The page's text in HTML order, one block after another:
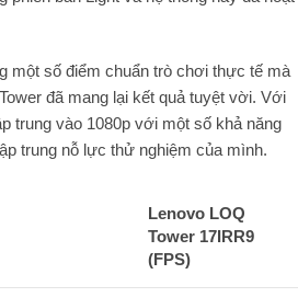
một số điểm chuẩn trò chơi thực tế mà
đã mang lại kết quả tuyệt vời. Với
trung vào 1080p với một số khả năng
trung nỗ lực thử nghiệm của mình.
Lenovo LOQ
Tower 17IRR9
(FPS)